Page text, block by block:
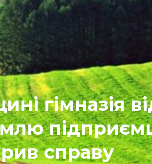
гімназія
справу